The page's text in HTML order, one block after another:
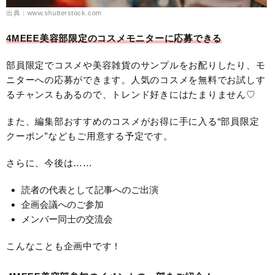
出典：www.shutterstock.com
4MEEE美容部限定のコスメモニターに応募できる
部員限定でコスメや美容雑貨のサンプルをお配りしたり、モ
ニターへの応募ができます。人気のコスメを無料でお試しす
るチャンスもあるので、トレンド好きにはたまりません♡
また、編集部おすすめのコスメがお得に手に入る“部員限定
クーポン”などもご用意する予定です。
さらに、今後は……
読者の代表として記事へのご出演
企画会議へのご参加
メンバー同士の交流会
こんなことも企画中です！